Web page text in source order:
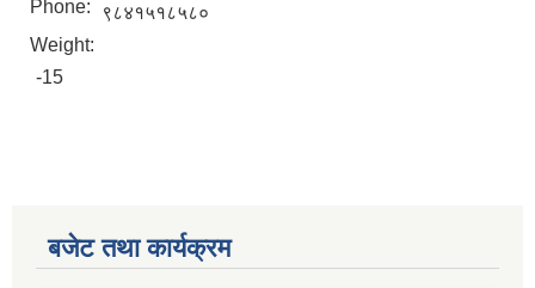
Phone:
९८४१५१८५८०
Weight:
-15
बजेट तथा कार्यक्रम